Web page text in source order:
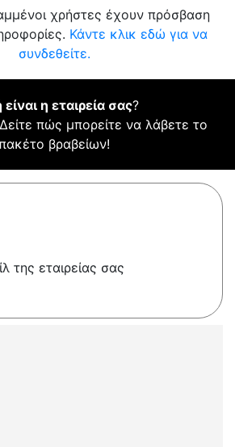
χρήστες έχουν πρόσβαση
Κάντε κλικ εδώ για να
συνδεθείτε.
η εταιρεία σας?
Δείτε πώς μπορείτε να λάβετε το
βραβείων!
της εταιρείας σας